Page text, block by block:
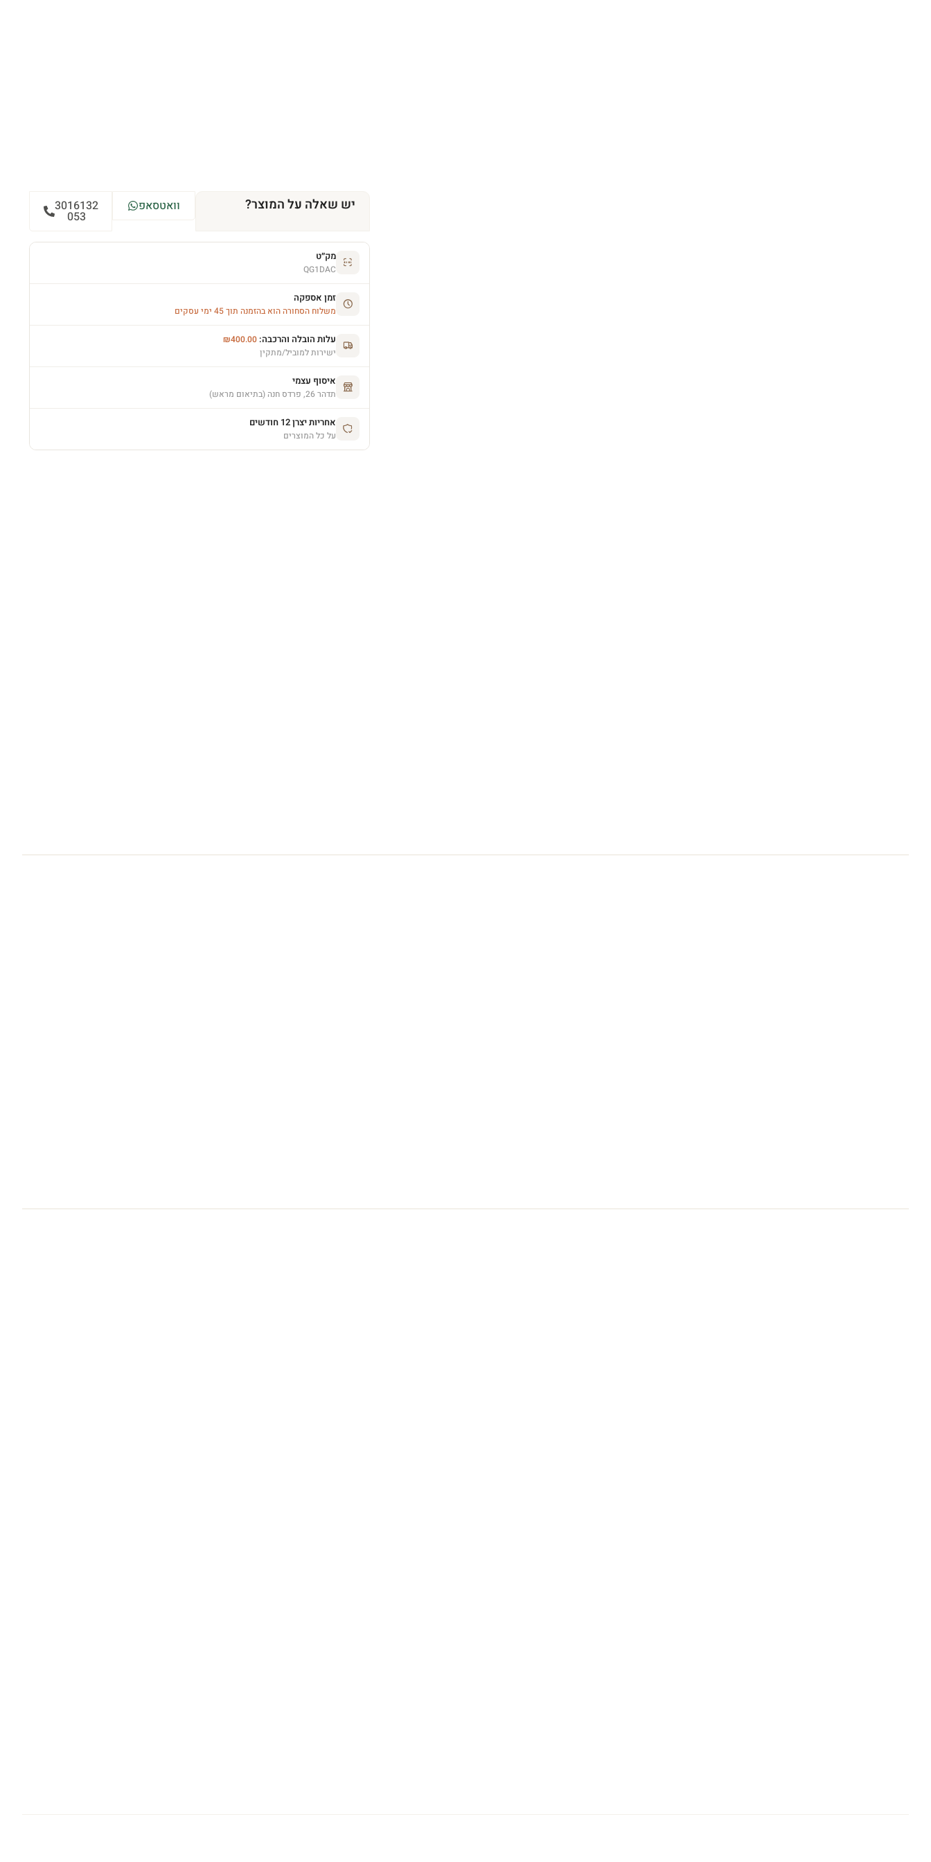
יש שאלה על המוצר? וואטסאפ 3016132
053
מק״ט
QG1DAC
זמן אספקה
משלוח הסחורה הוא בהזמנה תוך 45 ימי עסקים
עלות הובלה והרכבה: ₪400.00
ישירות למוביל/מתקין
איסוף עצמי
תדהר 26, פרדס חנה (בתיאום מראש)
אחריות יצרן 12 חודשים
על כל המוצרים